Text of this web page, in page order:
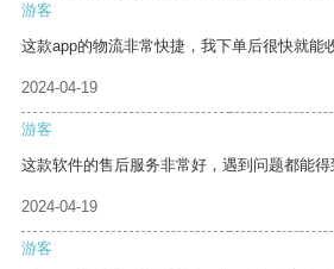
游客
这款app的物流非常快捷，我下单后很快就能
2024-04-19
游客
这款软件的售后服务非常好，遇到问题都能得
2024-04-19
游客